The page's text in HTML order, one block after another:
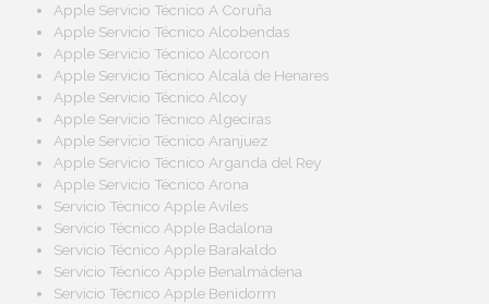
Apple Servicio Técnico A Coruña
Apple Servicio Técnico Alcobendas
Apple Servicio Técnico Alcorcon
Apple Servicio Técnico Alcalá de Henares
Apple Servicio Técnico Alcoy
Apple Servicio Técnico Algeciras
Apple Servicio Técnico Aranjuez
Apple Servicio Técnico Arganda del Rey
Apple Servicio Técnico Arona
Servicio Técnico Apple Aviles
Servicio Técnico Apple Badalona
Servicio Técnico Apple Barakaldo
Servicio Técnico Apple Benalmádena
Servicio Técnico Apple Benidorm